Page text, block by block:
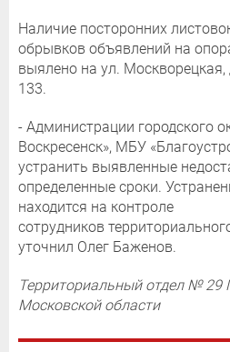
Наличие посторонних
обрывков объявлений на
выялено на ул. Москворецкая,
133.
- Администрации городского
Воскресенск», МБУ
устранить выявленные
определенные сроки.
находится на контроле
сотрудников
уточнил Олег Баженов.
Территориальный отдел № 29
Московской области